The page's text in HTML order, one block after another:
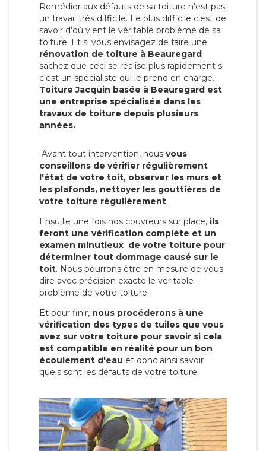
Remédier aux défauts de sa toiture n'est pas
un travail très difficile. Le plus difficile c'est de
savoir d'où vient le véritable problème de sa
toiture. Et si vous envisagez de faire une
rénovation de toiture à Beauregard
sachez que ceci se réalise plus rapidement si
c'est un spécialiste qui le prend en charge.
Toiture Jacquin basée à Beauregard est
une entreprise spécialisée dans les
travaux de toiture depuis plusieurs
années.
Avant tout intervention, nous vous
conseillons de vérifier régulièrement
l'état de votre toit, observer les murs et
les plafonds, nettoyer les gouttières de
votre toiture régulièrement.
Ensuite une fois nos couvreurs sur place, ils
feront une vérification complète et un
examen minutieux de votre toiture pour
déterminer tout dommage causé sur le
toit. Nous pourrons être en mesure de vous
dire avec précision exacte le véritable
problème de votre toiture.
Et pour finir, nous procéderons à une
vérification des types de tuiles que vous
avez sur votre toiture pour savoir si cela
est compatible en réalité pour un bon
écoulement d'eau et donc ainsi savoir
quels sont les défauts de votre toiture.